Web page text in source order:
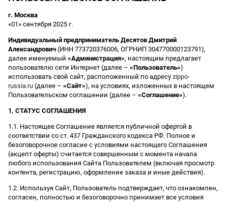
г. Москва
«01» сентября 2025 г.
Индивидуальный предприниматель Десятов Дмитрий
Александрович (ИНН 773720376006, ОГРНИП 304770000123791),
далее именуемый «Администрация», настоящим предлагает
пользователю сети Интернет (далее – «Пользователь»)
использовать свой сайт, расположенный по адресу zippo-
russia.ru (далее – «Сайт»), на условиях, изложенных в настоящем
Пользовательском соглашении (далее – «Соглашение»).
1. СТАТУС СОГЛАШЕНИЯ
1.1. Настоящее Соглашение является публичной офертой в
соответствии со ст. 437 Гражданского кодекса РФ. Полное и
безоговорочное согласие с условиями настоящего Соглашения
(акцепт оферты) считается совершенным с момента начала
любого использования Сайта Пользователем (включая просмотр
контента, регистрацию, оформление заказа и иные действия).
1.2. Используя Сайт, Пользователь подтверждает, что ознакомлен,
согласен, полностью и безоговорочно принимает все условия